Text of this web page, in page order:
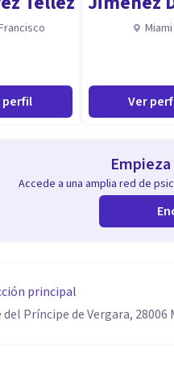
perfil
Miami
Ver
Accede a una amplia red de
principal
del Príncipe de Vergara, 28006